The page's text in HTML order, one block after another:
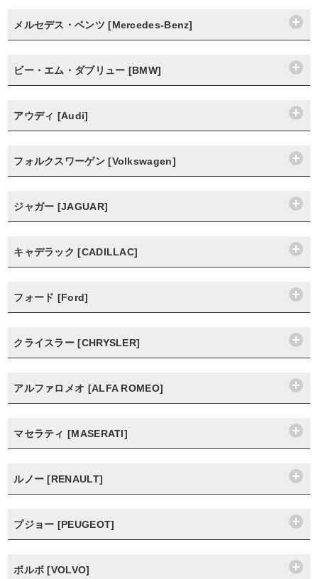
メルセデス・ベンツ [Mercedes-Benz]
ビー・エム・ダブリュー [BMW]
アウディ [Audi]
フォルクスワーゲン [Volkswagen]
ジャガー [JAGUAR]
キャデラック [CADILLAC]
フォード [Ford]
クライスラー [CHRYSLER]
アルファロメオ [ALFA ROMEO]
マセラティ [MASERATI]
ルノー [RENAULT]
プジョー [PEUGEOT]
ボルボ [VOLVO]